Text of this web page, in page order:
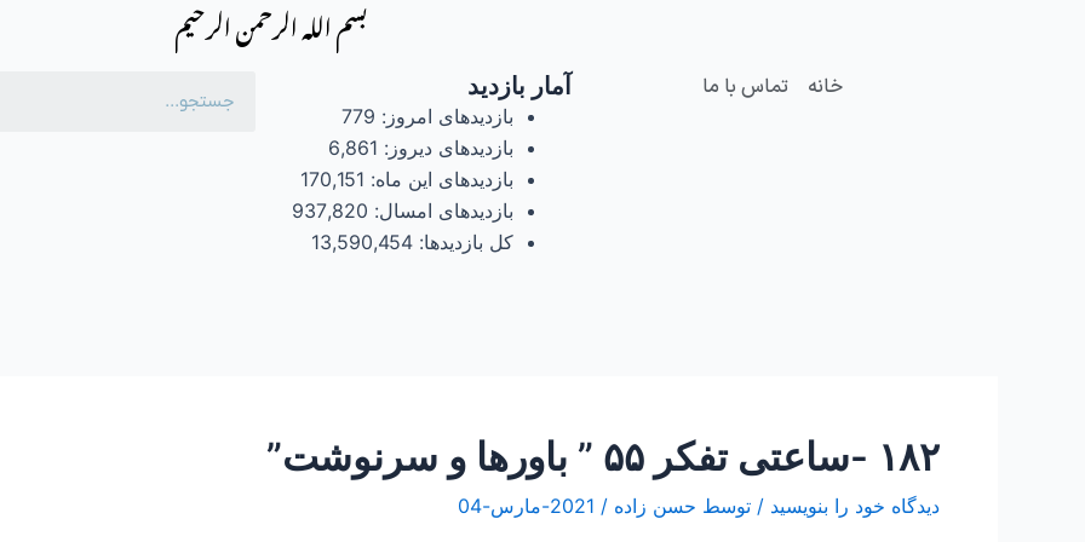
بسم الله الرحمن الرحیم
خانه تماس با ما آمار بازدید
بازدیدهای امروز: 779
بازدیدهای دیروز: 6,861
بازدیدهای این ماه: 170,151
بازدیدهای امسال: 937,820
کل بازدیدها:13,590,454
۱۸۲ -ساعتی تفکر ۵۵ ” باورها و سرنوشت”
دیدگاه‌ خود را بنویسید / توسط حسن زاده / 2021-مارس-04